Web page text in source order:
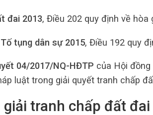
đai 2013, Điều 202 quy định về hòa
tụng dân sự 2015, Điều 192 quy
04/2017/NQ-HĐTP của Hội
luật trong giải quyết tranh chấp
giải tranh chấp đất